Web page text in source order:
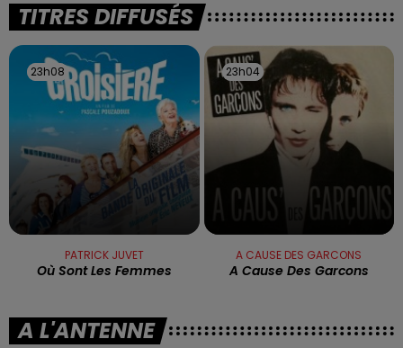
TITRES DIFFUSÉS
23h08
23h08
PATRICK JUVET
Où Sont Les Femmes
23h04
23h04
A CAUSE DES GARCONS
A Cause Des Garcons
A L'ANTENNE